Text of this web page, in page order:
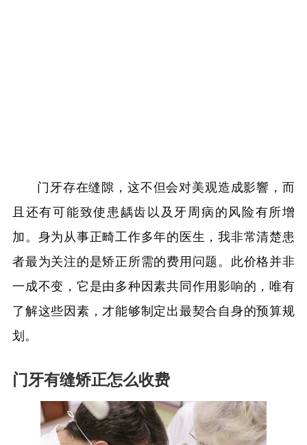
门牙存在缝隙，这不但会对美观造成影響，而
且还有可能致使患龋齿以及牙周病的风险有所增
加。身为从事正畸工作多年的医生，我非常清楚患
者最为关注的是矫正所需的费用问题。此价格并非
一成不变，它是由多种因素共同作用影响的，唯有
了解这些因素，才能够制定出最契合自身的预算规
划。
门牙有缝矫正怎么收费